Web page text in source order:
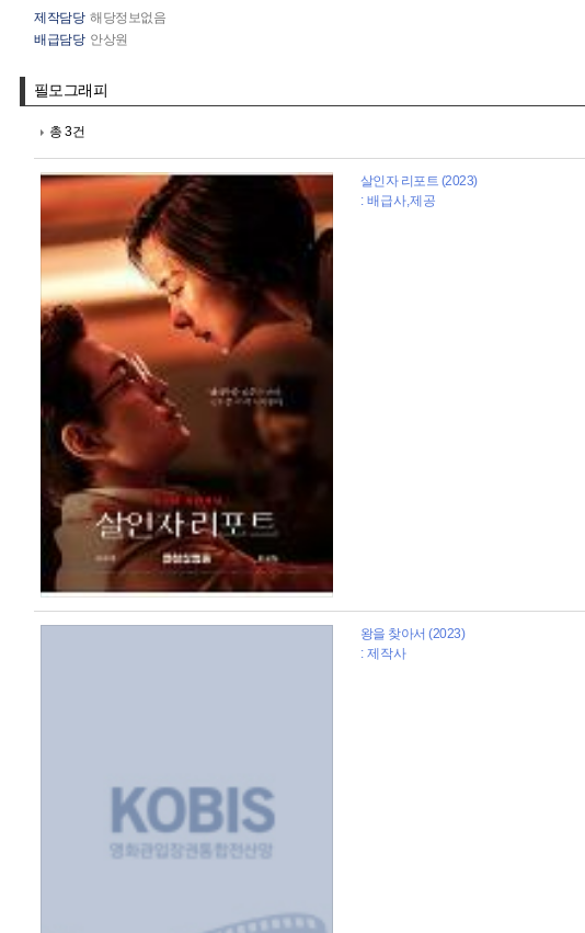
제작담당 해당정보없음
배급담당 안상원
필모그래피
총 3건
살인자 리포트 (2023)
: 배급사,제공
왕을 찾아서 (2023)
: 제작사